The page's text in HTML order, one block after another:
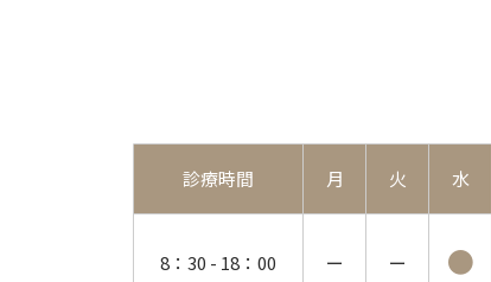
診療時間 月 火 水
8：30 - 18：00 ー ー ●